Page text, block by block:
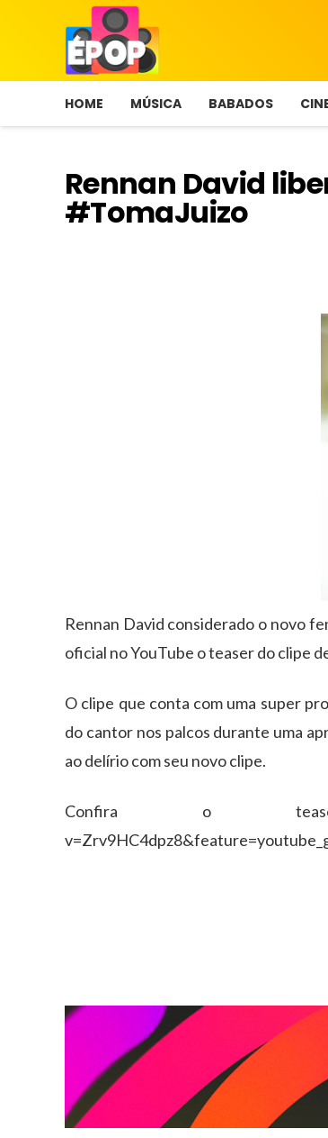
HOME MÚSICA BABADOS
Rennan David
#TomaJuizo
Rennan David considerado o novo
oficial no YouTube o teaser do clipe
O clipe que conta com uma super
do cantor nos palcos durante uma
ao delírio com seu novo clipe.
Confira o teaser